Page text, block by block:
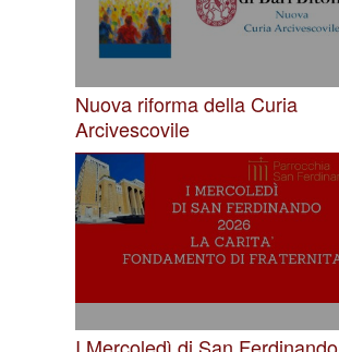
Nuova riforma della Curia
Arcivescovile